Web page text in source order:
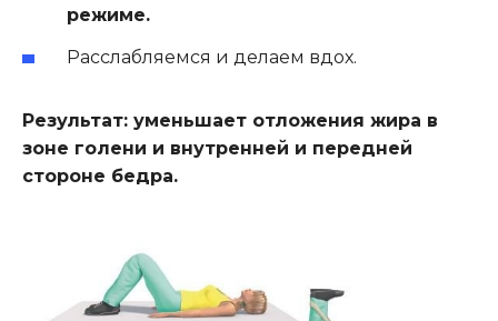
режиме.
Расслабляемся и делаем вдох.
Результат: уменьшает отложения жира в
зоне голени и внутренней и передней
стороне бедра.